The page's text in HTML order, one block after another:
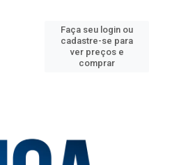
Faça seu login ou
cadastre-se para
ver preços e
comprar